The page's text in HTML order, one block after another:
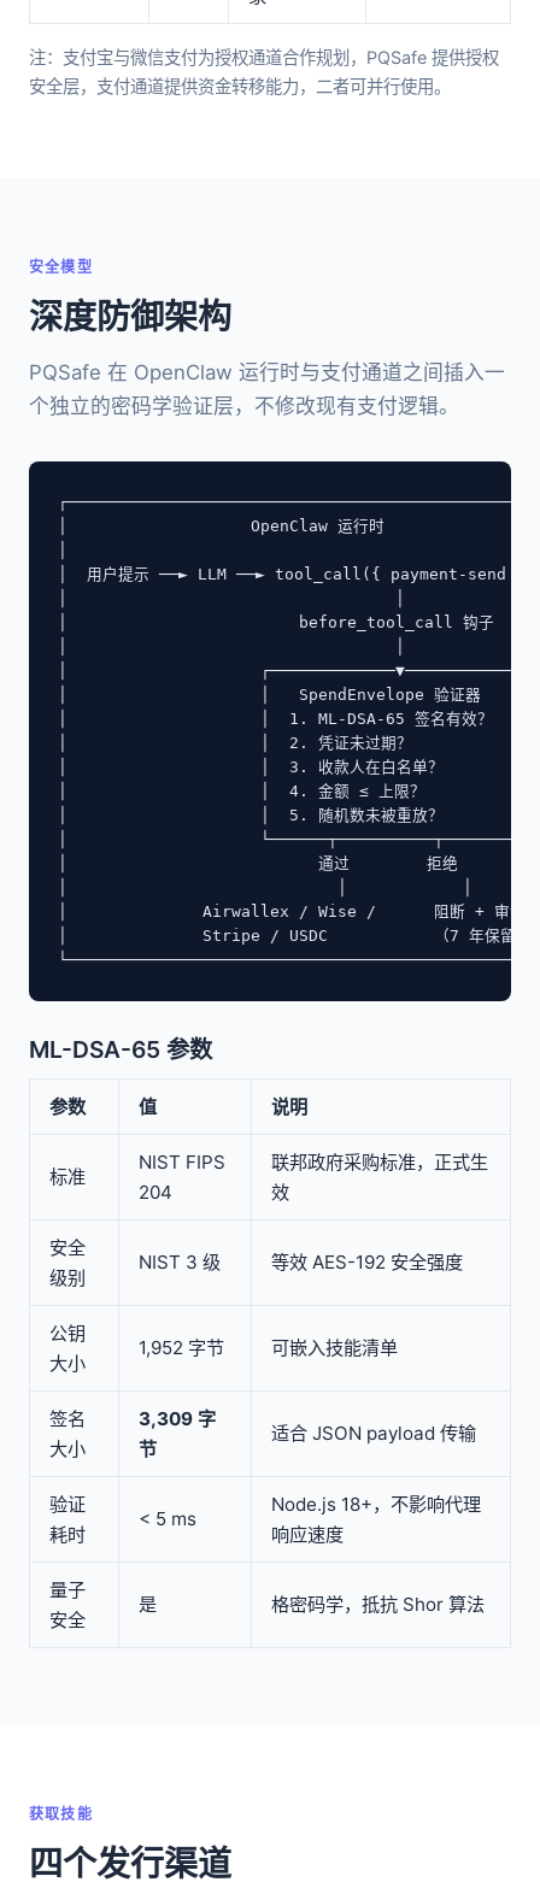
注：支付宝与微信支付为授权通道合作规划，PQSafe 提供授权
安全层，支付通道提供资金转移能力，二者可并行使用。
安全模型
深度防御架构
PQSafe 在 OpenClaw 运行时与支付通道之间插入一
个独立的密码学验证层，不修改现有支付逻辑。
│                   OpenClaw 运行时
│  用户提示 ──► LLM ──► tool_call({ payment-
│                        before_tool_call 钩子
│
│                    │   SpendEnvelope 验证器
│                    │  1. ML-DSA-65 签名有效？
│                    │  2. 凭证未过期？
│                    │  3. 收款人在白名单？
│                    │  4. 金额 ≤ 上限？
│                    │  5. 随机数未被重放？
│
│                          通过        拒绝
│              Airwallex / Wise /      阻断 + 审计
│              Stripe / USDC           （7 年保留
ML-DSA-65 参数
参数 值 说明
标准
NIST FIPS
204
联邦政府采购标准，正式生
效
安全
级别
NIST 3 级 等效 AES-192 安全强度
公钥
大小
1,952 字节 可嵌入技能清单
签名
大小
3,309 字
节
适合 JSON payload 传输
验证
耗时
< 5 ms
Node.js 18+，不影响代理
响应速度
量子
安全
是 格密码学，抵抗 Shor 算法
获取技能
四个发行渠道